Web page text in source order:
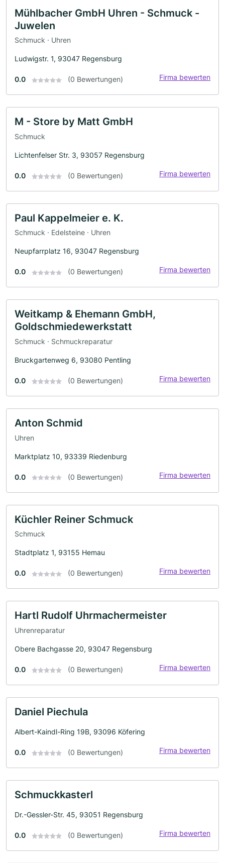
Mühlbacher GmbH Uhren - Schmuck -
Juwelen
Schmuck · Uhren
Ludwigstr. 1, 93047 Regensburg
0.0 (0 Bewertungen) Firma bewerten
M - Store by Matt GmbH
Schmuck
Lichtenfelser Str. 3, 93057 Regensburg
0.0 (0 Bewertungen) Firma bewerten
Paul Kappelmeier e. K.
Schmuck · Edelsteine · Uhren
Neupfarrplatz 16, 93047 Regensburg
0.0 (0 Bewertungen) Firma bewerten
Weitkamp & Ehemann GmbH,
Goldschmiedewerkstatt
Schmuck · Schmuckreparatur
Bruckgartenweg 6, 93080 Pentling
0.0 (0 Bewertungen) Firma bewerten
Anton Schmid
Uhren
Marktplatz 10, 93339 Riedenburg
0.0 (0 Bewertungen) Firma bewerten
Küchler Reiner Schmuck
Schmuck
Stadtplatz 1, 93155 Hemau
0.0 (0 Bewertungen) Firma bewerten
Hartl Rudolf Uhrmachermeister
Uhrenreparatur
Obere Bachgasse 20, 93047 Regensburg
0.0 (0 Bewertungen) Firma bewerten
Daniel Piechula
Albert-Kaindl-Ring 19B, 93096 Köfering
0.0 (0 Bewertungen) Firma bewerten
Schmuckkasterl
Dr.-Gessler-Str. 45, 93051 Regensburg
0.0 (0 Bewertungen) Firma bewerten